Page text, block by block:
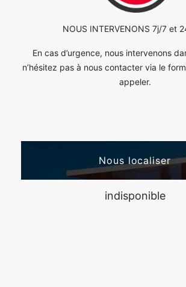
NOUS INTERVENONS 7j/7 et
En cas d’urgence, nous intervenons
n’hésitez pas à nous contacter via le
appeler.
Nous localiser
indisponible